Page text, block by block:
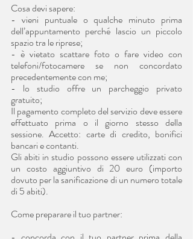
Cosa devi sapere:
- vieni puntuale o qualche minuto prima
dell’appuntamento perché lascio un piccolo
spazio tra le riprese;
- è vietato scattare foto o fare video con
telefoni/fotocamere se non concordato
precedentemente con me;
- lo studio offre un parcheggio privato
gratuito;
Il pagamento completo del servizio deve essere
effettuato prima o il giorno stesso della
sessione. Accetto: carte di credito, bonifici
bancari e contanti.
Gli abiti in studio possono essere utilizzati con
un costo aggiuntivo di 20 euro (importo
dovuto per la sanificazione di un numero totale
di 5 abiti).
Come preparare il tuo partner: